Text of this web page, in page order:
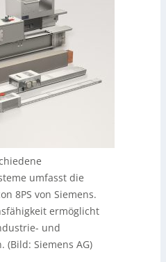
umfasst die
8PS von Siemens.
ermöglicht
und
(Bild: Siemens AG)